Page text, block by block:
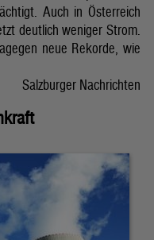
Auch in Österreich
deutlich weniger Strom.
neue Rekorde, wie
Salzburger Nachrichten